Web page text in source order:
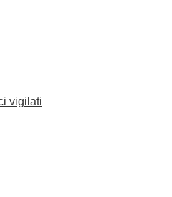
vigilati